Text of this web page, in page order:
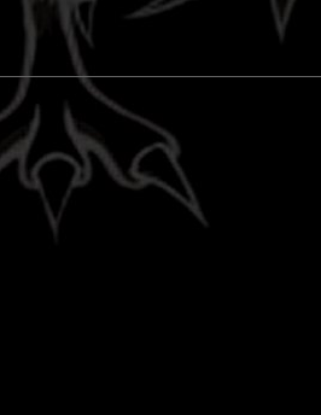
...dai non perdere tempo, clikka "qui", c'è